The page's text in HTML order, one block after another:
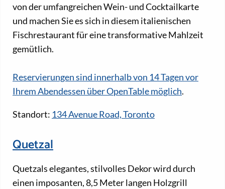
von der umfangreichen Wein- und Cocktailkarte
und machen Sie es sich in diesem italienischen
Fischrestaurant für eine transformative Mahlzeit
gemütlich.
Reservierungen sind innerhalb von 14 Tagen vor
Ihrem Abendessen über OpenTable möglich.
Standort: 134 Avenue Road, Toronto
Quetzal
Quetzals elegantes, stilvolles Dekor wird durch
einen imposanten, 8,5 Meter langen Holzgrill